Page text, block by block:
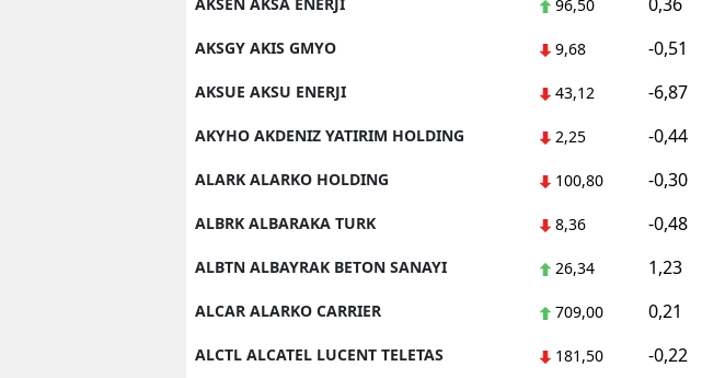
AKSEN AKSA ENERJI 96,50
AKSGY AKIS GMYO 9,68 -0,51
AKSUE AKSU ENERJI 43,12 -6,87
AKYHO AKDENIZ YATIRIM HOLDING 2,25 -0,44
ALARK ALARKO HOLDING 100,80 -0,30
ALBRK ALBARAKA TURK 8,36 -0,48
ALBTN ALBAYRAK BETON SANAYI 26,34 1,23
ALCAR ALARKO CARRIER 709,00 0,21
ALCTL ALCATEL LUCENT TELETAS 181,50 -0,22